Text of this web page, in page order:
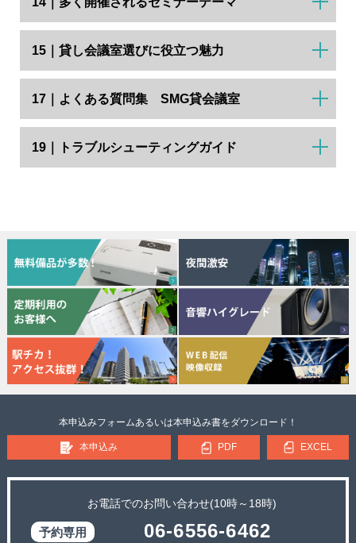
15｜貸し会議室選びに役立つ魅力
17｜よくある質問集 SMG貸会議室
19｜トラブルシューティングガイド
本申込みフォームあるいは本申込み書をダウンロード！
本申込み PDF EXCEL
お電話でのお問い合わせ(10時～18時)
06-6556-6462